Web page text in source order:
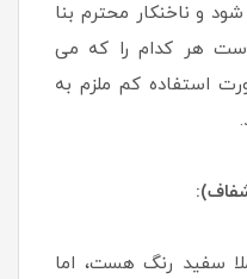
شود و ناخنکار محترم بنا
است هر کدام را که می
استفاده کم ملزم به
سفید رنگ هست، اما